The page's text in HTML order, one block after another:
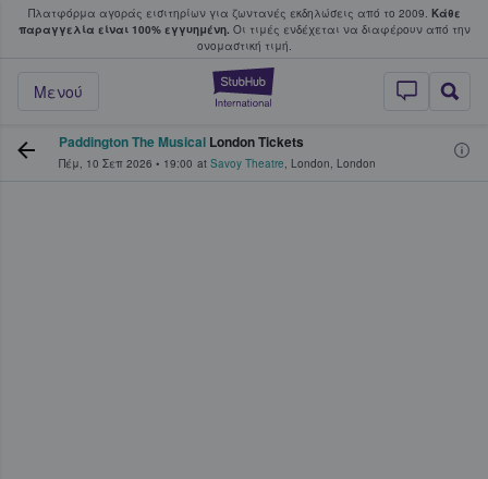
Πλατφόρμα αγοράς εισιτηρίων για ζωντανές εκδηλώσεις από το 2009. Κάθε
παραγγελία είναι 100% εγγυημένη. Οι τιμές ενδέχεται να διαφέρουν από την
oνομαστική τιμή.
StubHub - Όπου
Μενού
φαν αγοράζουν και πουλούν
Paddington The Musical London Tickets
Πέμ, 10 Σεπ 2026 • 19:00 at Savoy Theatre, London, London